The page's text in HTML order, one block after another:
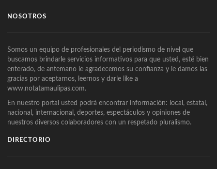
NOSOTROS
Somos un equipo de profesionales del periodismo de nivel que
buscamos brindarle servicios informativos para que usted, esté bien
enterado, de antemano le agradecemos su confianza y le damos las
gracias por aceptarnos, leernos y darle like a
www.notatamaulipas.com.
En nuestro portal usted podrá encontrar información: local, estatal,
nacional, internacional, deportes, espectáculos y opiniones de
nuestros diversos colaboradores con un respetado pluralismo.
DIRECTORIO